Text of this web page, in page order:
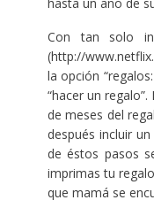
Con tan solo
(http://
la opción
“hacer un
de meses del
después incluir
de éstos pasos
imprimas tu
que mamá se